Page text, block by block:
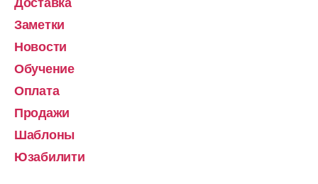
Заметки
Новости
Обучение
Оплата
Продажи
Шаблоны
Юзабилити